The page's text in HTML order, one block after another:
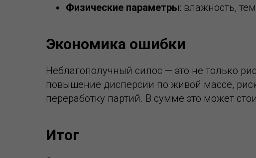
Физические параметры: влажность,
Экономика ошибки
Неблагополучный силос — это не только
повышение дисперсии по живой массе,
переработку партий. В сумме это может
Итог